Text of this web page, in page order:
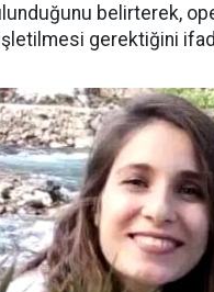
belirterek,
gerektiğini